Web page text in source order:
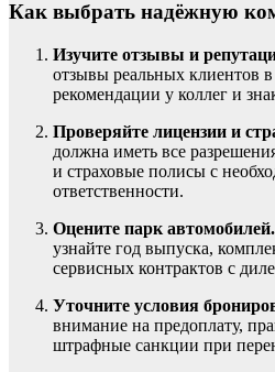
Как выбрать надёжную
Изучите отзывы и
отзывы реальных клиентов
рекомендации у коллег и
Проверяйте лицензии и
должна иметь все
и страховые полисы с
ответственности.
Оцените парк автомобилей.
узнайте год выпуска,
сервисных контрактов с
Уточните условия
внимание на предоплату,
штрафные санкции при